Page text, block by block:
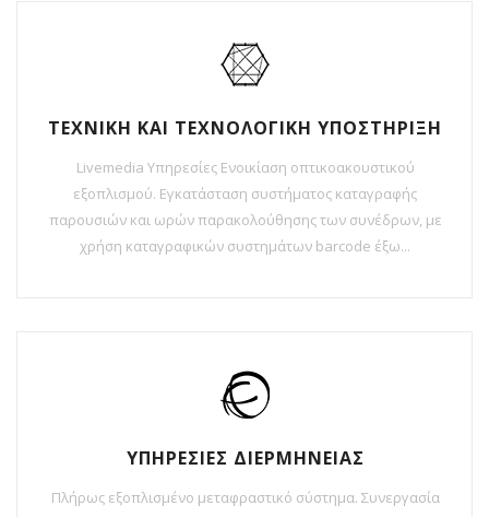
ΤΕΧΝΙΚΗ ΚΑΙ ΤΕΧΝΟΛΟΓΙΚΗ ΥΠΟΣΤΗΡΙΞΗ
Livemedia Υπηρεσίες Ενοικίαση οπτικοακουστικού
εξοπλισμού. Εγκατάσταση συστήματος καταγραφής
παρουσιών και ωρών παρακολούθησης των συνέδρων, με
χρήση καταγραφικών συστημάτων barcode έξω...
ΥΠΗΡΕΣΙΕΣ ΔΙΕΡΜΗΝΕΙΑΣ
Πλήρως εξοπλισμένο μεταφραστικό σύστημα. Συνεργασία